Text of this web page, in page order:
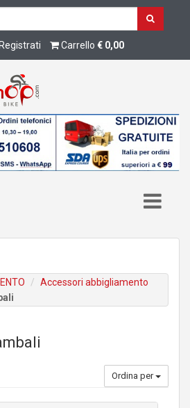
Carrello € 0,00
Accessori abbigliamento
Ordina per